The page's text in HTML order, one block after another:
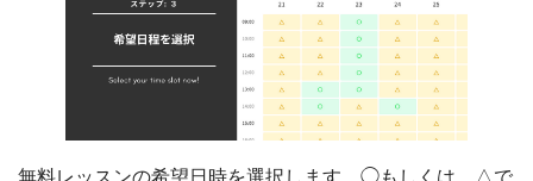
無料レッスンの希望日時を選択します。◯もしくは、△で